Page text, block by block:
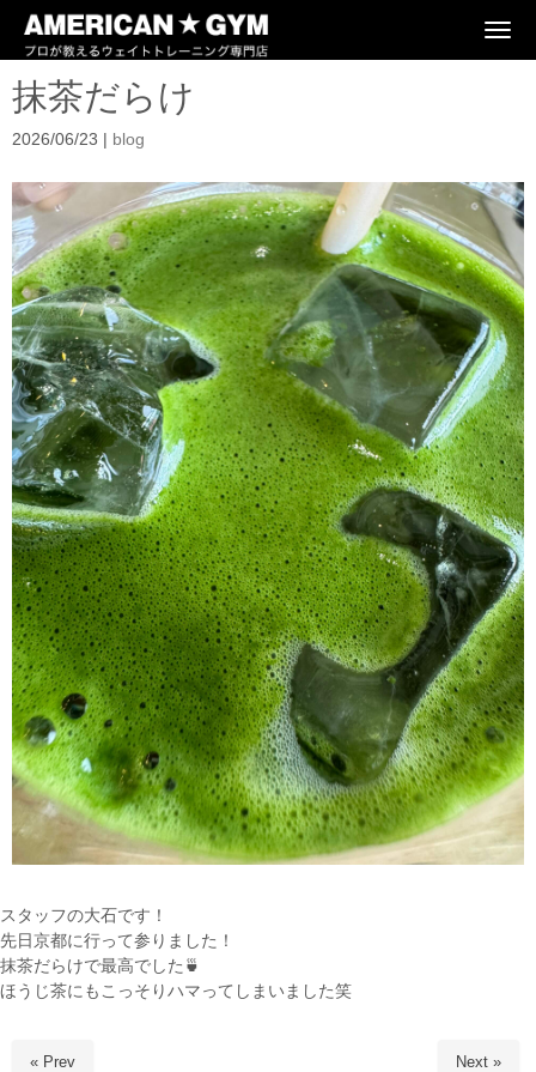
N
o
n
抹茶だらけ
2026/06/23 | blog
スタッフの大石です！
先日京都に行って参りました！
抹茶だらけで最高でした🍵
ほうじ茶にもこっそりハマってしまいました笑
« Prev Next »